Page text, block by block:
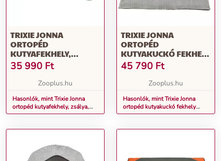
TRIXIE JONNA
ORTOPÉD
KUTYAFEKHELY,
ZSÁLYA, 120X80CM
35 990 Ft
Zooplus.hu
Hasonlók, mint Trixie Jonna
ortopéd kutyafekhely, zsálya,
120x80cm
TRIXIE JONNA
ORTOPÉD
KUTYAKUCKÓ FEKHELY
100X70X70CM
45 790 Ft
Zooplus.hu
Hasonlók, mint Trixie Jonna
ortopéd kutyakuckó fekhely
100x70x70cm